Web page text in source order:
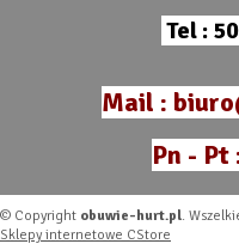
Tel :
Mail :
Pn - Pt
© Copyright obuwie-hurt.pl.
Sklepy internetowe CStore